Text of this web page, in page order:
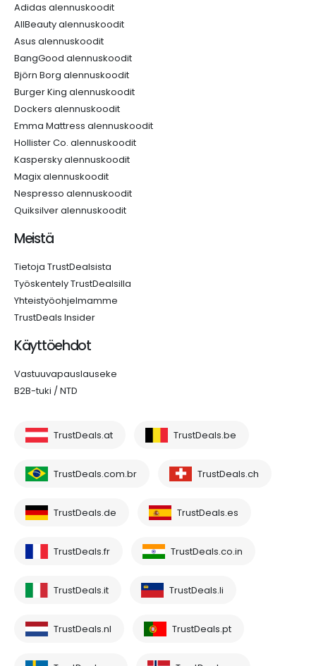
Adidas alennuskoodit
AllBeauty alennuskoodit
Asus alennuskoodit
BangGood alennuskoodit
Björn Borg alennuskoodit
Burger King alennuskoodit
Dockers alennuskoodit
Emma Mattress alennuskoodit
Hollister Co. alennuskoodit
Kaspersky alennuskoodit
Magix alennuskoodit
Nespresso alennuskoodit
Quiksilver alennuskoodit
Meistä
Tietoja TrustDealsista
Työskentely TrustDealsilla
Yhteistyöohjelmamme
TrustDeals Insider
Käyttöehdot
Vastuuvapauslauseke
B2B-tuki / NTD
TrustDeals.at TrustDeals.be
TrustDeals.com.br TrustDeals.ch
TrustDeals.de TrustDeals.es
TrustDeals.fr TrustDeals.co.in
TrustDeals.it TrustDeals.li
TrustDeals.nl TrustDeals.pt